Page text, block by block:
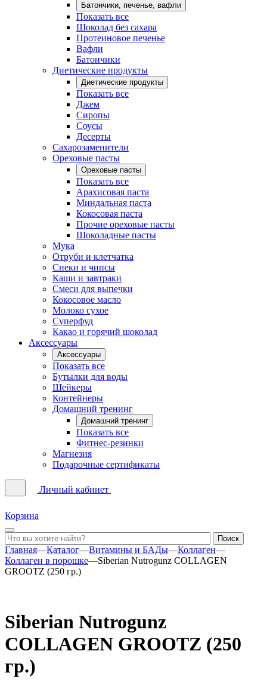
Батончики, печенье, вафли
Показать все
Шоколад без сахара
Протеиновое печенье
Вафли
Батончики
Диетические продукты
Диетические продукты
Показать все
Джем
Сиропы
Соусы
Десерты
Сахарозаменители
Ореховые пасты
Ореховые пасты
Показать все
Арахисовая паста
Миндальная паста
Кокосовая паста
Прочие ореховые пасты
Шоколадные пасты
Мука
Отруби и клетчатка
Снеки и чипсы
Каши и завтраки
Смеси для выпечки
Кокосовое масло
Молоко сухое
Суперфуд
Какао и горячий шоколад
Аксессуары
Аксессуары
Показать все
Бутылки для воды
Шейкеры
Контейнеры
Домашний тренинг
Домашний тренинг
Показать все
Фитнес-резинки
Магнезия
Подарочные сертификаты
Личный кабинет
Корзина
Главная—Каталог—Витамины и БАДы—Коллаген—
Коллаген в порошке—Siberian Nutrogunz COLLAGEN
GROOTZ (250 гр.)
Siberian Nutrogunz
COLLAGEN GROOTZ (250
гр.)